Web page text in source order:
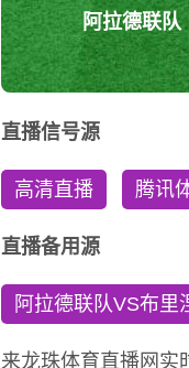
阿拉德联队
直播信号源
高清直播 腾讯
直播备用源
阿拉德联队VS布里
来龙珠体育直播网实